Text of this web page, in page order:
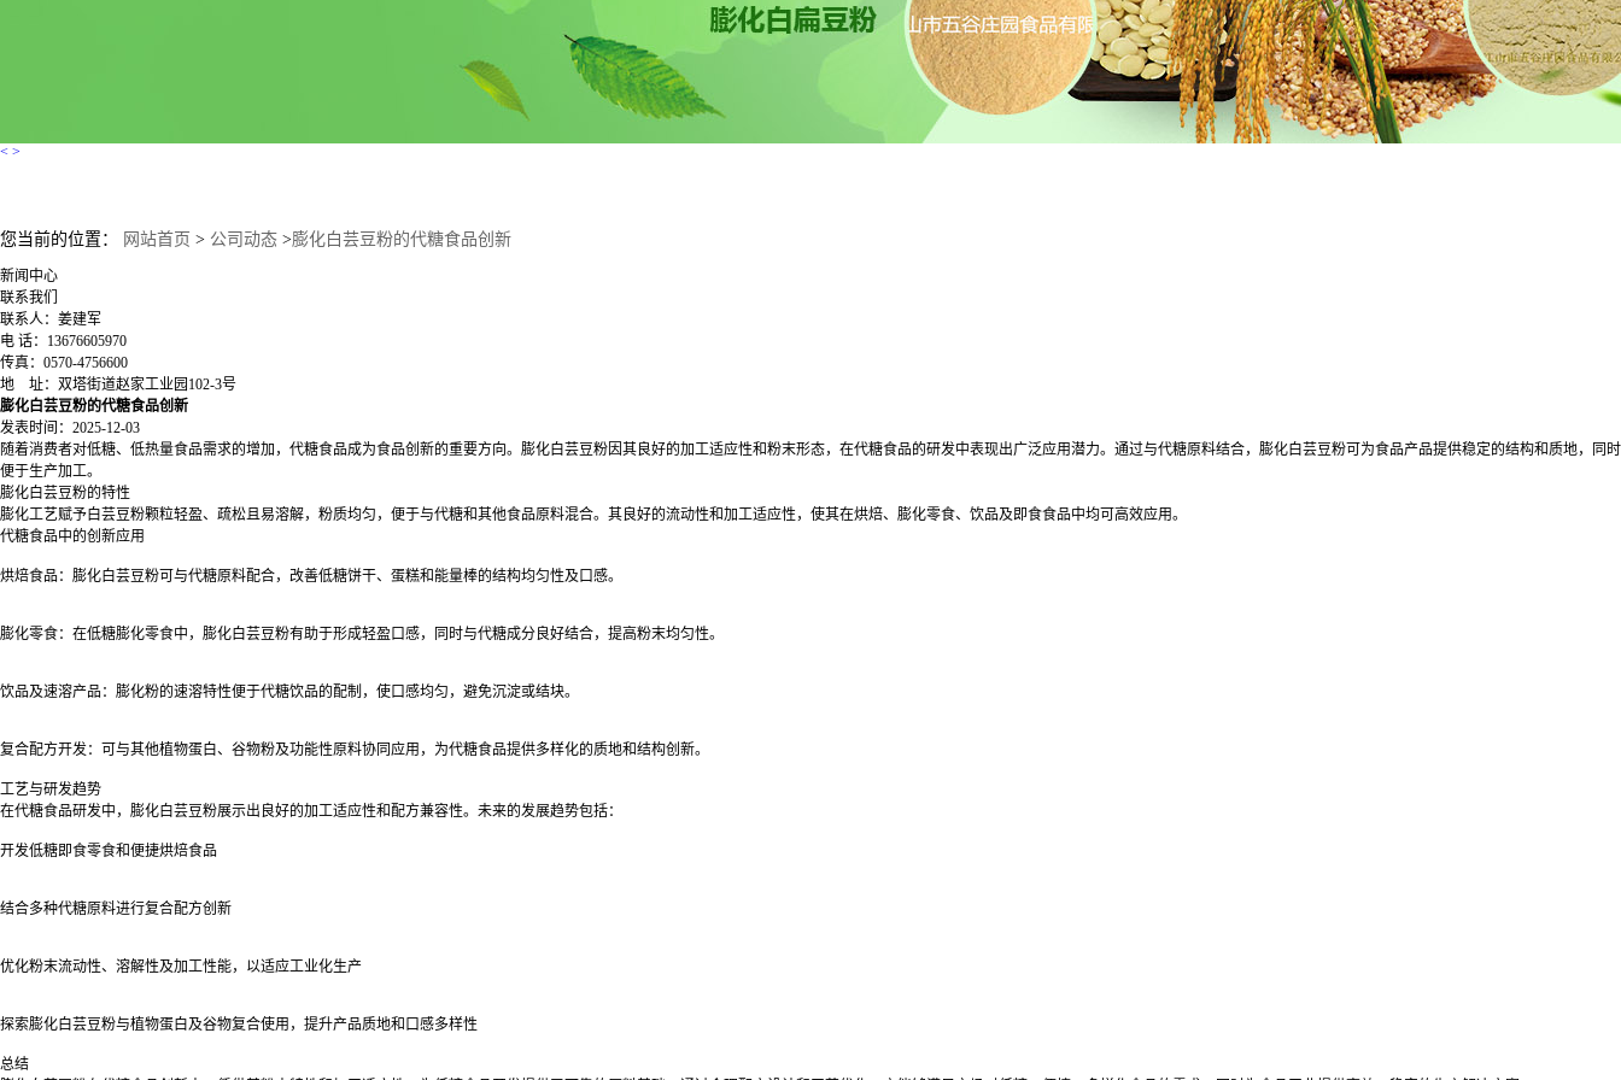
< >
您当前的位置： 网站首页 > 公司动态 >膨化白芸豆粉的代糖食品创新
新闻中心
联系我们
联系人：姜建军
电 话：13676605970
传真：0570-4756600
地 址：双塔街道赵家工业园102-3号
膨化白芸豆粉的代糖食品创新
发表时间：2025-12-03
随着消费者对低糖、低热量食品需求的增加，代糖食品成为食品创新的重要方向。膨化白芸豆粉因其良好的加工适应性和粉末形态，在代糖食品的研发中表现出广泛应用潜力。通过与代糖原料结合，膨化白芸豆粉可为食品产品提供稳定的结构和质地，同时
便于生产加工。
膨化白芸豆粉的特性
膨化工艺赋予白芸豆粉颗粒轻盈、疏松且易溶解，粉质均匀，便于与代糖和其他食品原料混合。其良好的流动性和加工适应性，使其在烘焙、膨化零食、饮品及即食食品中均可高效应用。
代糖食品中的创新应用
烘焙食品：膨化白芸豆粉可与代糖原料配合，改善低糖饼干、蛋糕和能量棒的结构均匀性及口感。
膨化零食：在低糖膨化零食中，膨化白芸豆粉有助于形成轻盈口感，同时与代糖成分良好结合，提高粉末均匀性。
饮品及速溶产品：膨化粉的速溶特性便于代糖饮品的配制，使口感均匀，避免沉淀或结块。
复合配方开发：可与其他植物蛋白、谷物粉及功能性原料协同应用，为代糖食品提供多样化的质地和结构创新。
工艺与研发趋势
在代糖食品研发中，膨化白芸豆粉展示出良好的加工适应性和配方兼容性。未来的发展趋势包括：
开发低糖即食零食和便捷烘焙食品
结合多种代糖原料进行复合配方创新
优化粉末流动性、溶解性及加工性能，以适应工业化生产
探索膨化白芸豆粉与植物蛋白及谷物复合使用，提升产品质地和口感多样性
总结